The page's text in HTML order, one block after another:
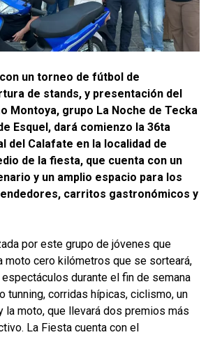
un torneo de fútbol de
de stands, y presentación del
Montoya, grupo La Noche de Tecka
Esquel, dará comienzo la 36ta
del Calafate en la localidad de
de la fiesta, que cuenta con un
y un amplio espacio para los
carritos gastronómicos y
por este grupo de jóvenes que
moto cero kilómetros que se sorteará,
durante el fin de semana
tunning, corridas hípicas, ciclismo, un
la moto, que llevará dos premios más
La Fiesta cuenta con el